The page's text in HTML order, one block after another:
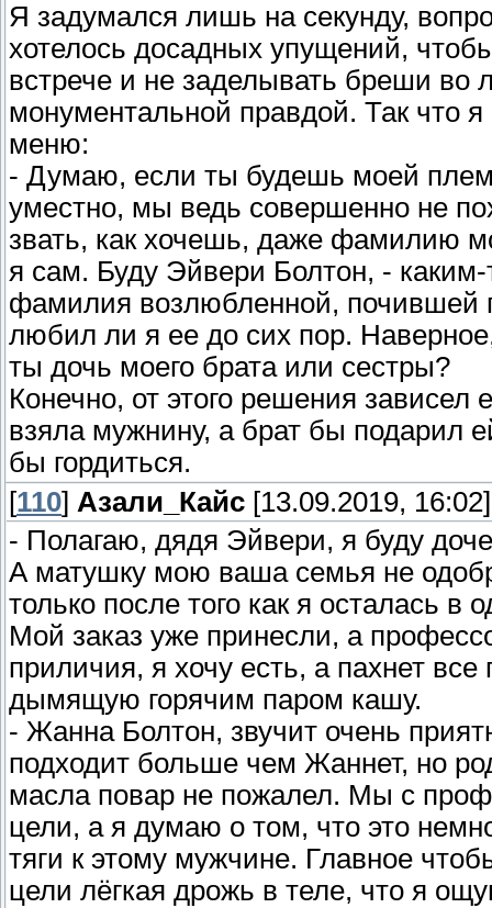
Я задумался лишь на секунду,
хотелось досадных упущений,
встрече и не заделывать бреши во
монументальной правдой. Так что
меню:
- Думаю, если ты будешь моей
уместно, мы ведь совершенно не
звать, как хочешь, даже фамилию
я сам. Буду Эйвери Болтон, -
фамилия возлюбленной, почившей
любил ли я ее до сих пор.
ты дочь моего брата или сестры?
Конечно, от этого решения
взяла мужнину, а брат бы подарил
бы гордиться.
[110] Азали_Кайс [13.09.2019, 16:02]
- Полагаю, дядя Эйвери, я буду
А матушку мою ваша семья не
только после того как я осталась в
Мой заказ уже принесли, а
приличия, я хочу есть, а пахнет
дымящую горячим паром кашу.
- Жанна Болтон, звучит очень
подходит больше чем Жаннет, но
масла повар не пожалел. Мы с
цели, а я думаю о том, что это
тяги к этому мужчине. Главное
цели лёгкая дрожь в теле, что я